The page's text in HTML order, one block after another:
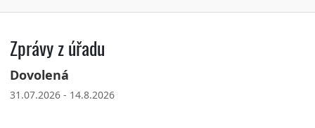
Zprávy z úřadu
Dovolená
31.07.2026 - 14.8.2026